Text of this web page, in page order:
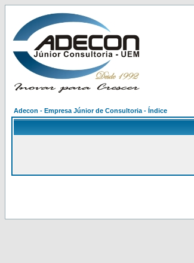
Adecon - Empresa Júnior de Consultoria - Índice